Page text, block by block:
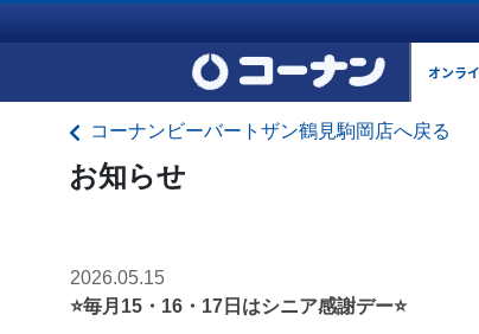
オンラ
コーナンビーバートザン鶴見駒岡店へ戻る
お知らせ
2026.05.15
⭐毎月15・16・17日はシニア感謝デー⭐